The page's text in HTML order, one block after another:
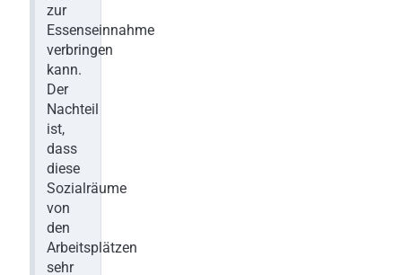
zur
Essenseinnahme
verbringen
kann.
Der
Nachteil
ist,
dass
diese
Sozialräume
von
den
Arbeitsplätzen
sehr